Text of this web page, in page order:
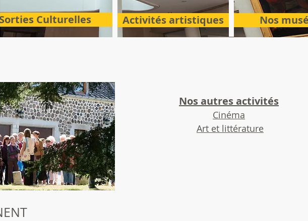
Activités artistiques Nos
Sorties Culturelles
Nos autres activités
Cinéma
Art et littérature